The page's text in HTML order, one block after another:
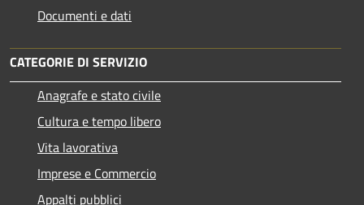
Documenti e dati
CATEGORIE DI SERVIZIO
Anagrafe e stato civile
Cultura e tempo libero
Vita lavorativa
Imprese e Commercio
Appalti pubblici